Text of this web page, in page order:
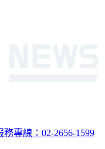
務專線：02-2656-1599